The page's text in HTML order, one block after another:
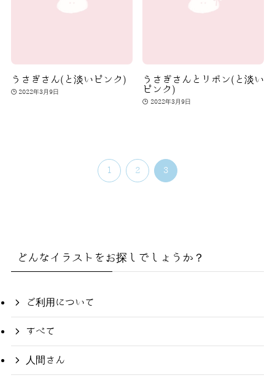
うさぎさん(と淡いピンク)
2022年3月9日
うさぎさんとリボン(と淡い
ピンク)
2022年3月9日
1 2 3
どんなイラストをお探しでしょうか？
ご利用について
すべて
人間さん